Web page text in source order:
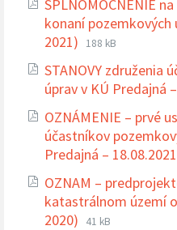
pdf
SPLNOMOCNENIE
konaní pozemkových
2021) Prípona
pdf
Veľkosť
188 kB
STANOVY združenia
úprav v KÚ Predajná
OZNÁMENIE – prvé
účastníkov
Predajná –
OZNAM –
katastrálnom území
2020) Prípona
Veľkosť
41 kB